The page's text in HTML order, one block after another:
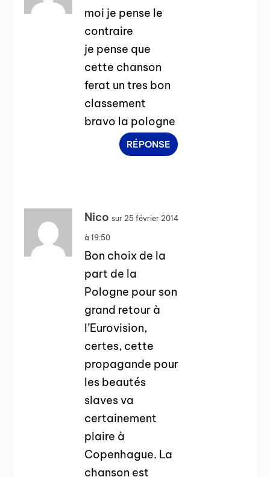
moi je pense le
contraire
je pense que
cette chanson
ferat un tres bon
classement
bravo la pologne
RÉPONSE
Nico sur 25 février 2014
à 19:50
Bon choix de la
part de la
Pologne pour son
grand retour à
l’Eurovision,
certes, cette
propagande pour
les beautés
slaves va
certainement
plaire à
Copenhague. La
chanson est